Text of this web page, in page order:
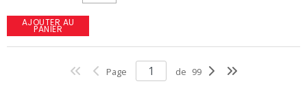
AJOUTER AU
PANIER
Page de 99